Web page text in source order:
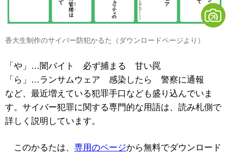
香大生制作のサイバー防犯かるた（ダウンロードページより）
「や」…闇バイト 必ず捕まる 甘い罠
「ら」…ランサムウェア 感染したら 警察に通報
など、最近増えている犯罪手口なども盛り込んでいま
す。サイバー犯罪に関する専門的な用語は、読み札側で
詳しく説明しています。
このかるたは、 専用のページから無料でダウンロード